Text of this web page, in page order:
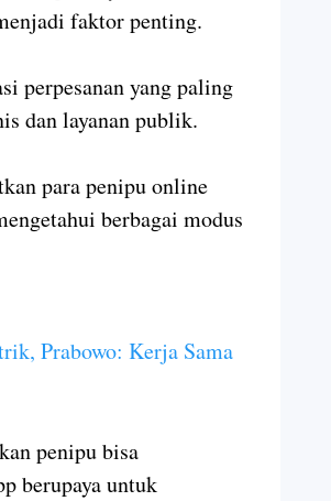
faktor penting.
perpesanan yang paling
dan layanan publik.
para penipu online
berbagai modus
Prabowo: Kerja Sama
penipu bisa
berupaya untuk